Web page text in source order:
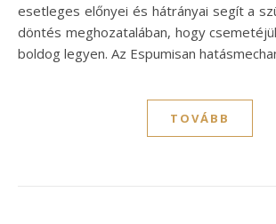
esetleges előnyei és hátrányai segít a
döntés meghozatalában, hogy
boldog legyen. Az Espumisan
TOVÁBB